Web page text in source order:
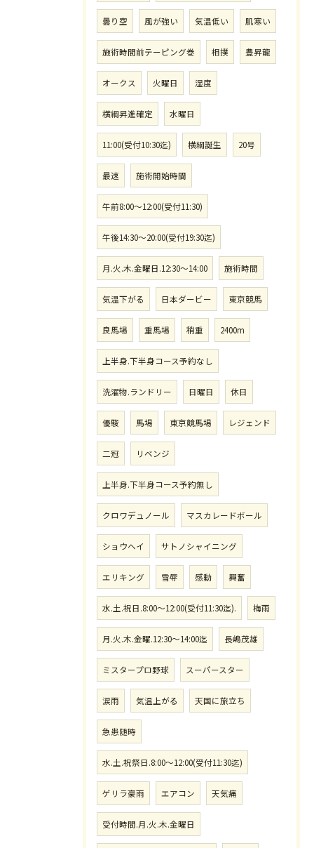
曇り空 風が強い 気温低い 肌寒い
施術時間前テーピング巻 相撲 豊昇龍
オークス 火曜日 湿度
横綱昇進確定 水曜日
11:00(受付10:30迄) 横綱誕生 20号
最速 施術開始時間
午前8:00〜12:00(受付11:30)
午後14:30〜20:00(受付19:30迄)
月.火.木.金曜日.12:30〜14:00 施術時間
気温下がる 日本ダービー 東京競馬
良馬場 重馬場 稍重 2400m
上半身.下半身コース予約なし
洗濯物.ランドリー 日曜日 休日
優駿 馬場 東京競馬場 レジェンド
二冠 リベンジ
上半身.下半身コース予約無し
クロワデュノール マスカレードボール
ショウヘイ サトノシャイニング
エリキング 雪辱 感動 興奮
水.土.祝日.8:00〜12:00(受付11:30迄). 梅雨
月.火.木.金曜.12:30〜14:00迄 長嶋茂雄
ミスタープロ野球 スーパースター
涙雨 気温上がる 天国に旅立ち
急患随時
水.土.祝祭日.8:00〜12:00(受付11:30迄)
ゲリラ豪雨 エアコン 天気痛
受付時間.月.火.木.金曜日